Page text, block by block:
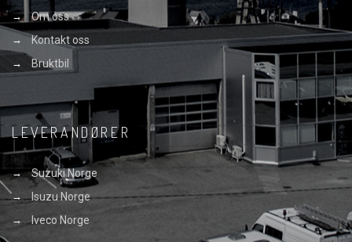
Om oss
Kontakt oss
Bruktbil
LEVERANDØRER
Suzuki Norge
Isuzu Norge
Iveco Norge